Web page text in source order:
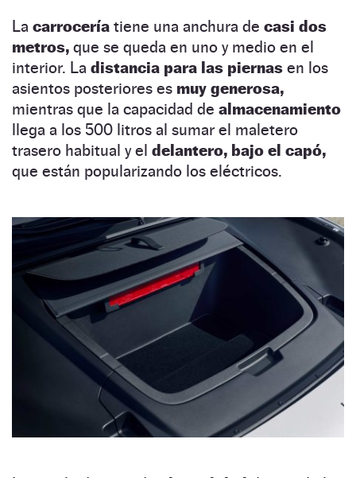
La carrocería tiene una anchura de casi dos
metros, que se queda en uno y medio en el
interior. La distancia para las piernas en los
asientos posteriores es muy generosa,
mientras que la capacidad de almacenamiento
llega a los 500 litros al sumar el maletero
trasero habitual y el delantero, bajo el capó,
que están popularizando los eléctricos.